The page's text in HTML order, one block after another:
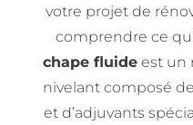
votre projet de
comprendre ce
chape fluide est un
nivelant composé
et d’adjuvants